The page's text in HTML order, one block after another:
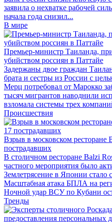
заявила о нехватке рабочей
начала года снизил...
В мире
Премьер-министр Таиланда,
убийством россиян в Паттайе
Задержаны двое граждан
брата и сестры из России с
Мерц потребовал от Марокко
тысяч мигрантов наводнили
взломала системы трех
Происшествия
Взрыв в московском ресторане
пострадавших
В столичном ресторане Balzi
частного мероприятия было
Землетрясение в Японии стало
Масштабная атака БПЛА на
Ночной удар ВСУ по Кубани
Тренды